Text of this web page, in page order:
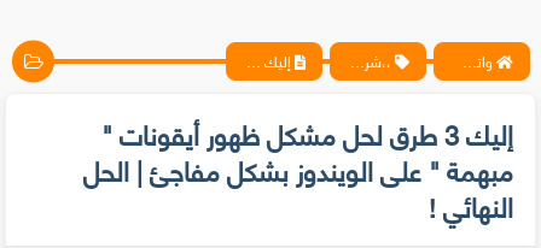
واتس آب ، فيسبوك ، أنترنت ، شروحات تقنية حصرية - المحترف ،،شروحات، إليك 3 طرق لحل مشكل ظهور أيقونات " مبهمة " على الويندوز بشكل مفاجئ | الحل النهائي !
إليك 3 طرق لحل مشكل ظهور أيقونات "
مبهمة " على الويندوز بشكل مفاجئ | الحل
النهائي !